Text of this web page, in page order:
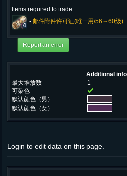
Items required to trade:
4
- 邮件附件许可证(唯一用/56～60级)
Additional info
最大堆放数
1
可染色
默认颜色（男）
默认颜色（女）
Login to edit data on this page.